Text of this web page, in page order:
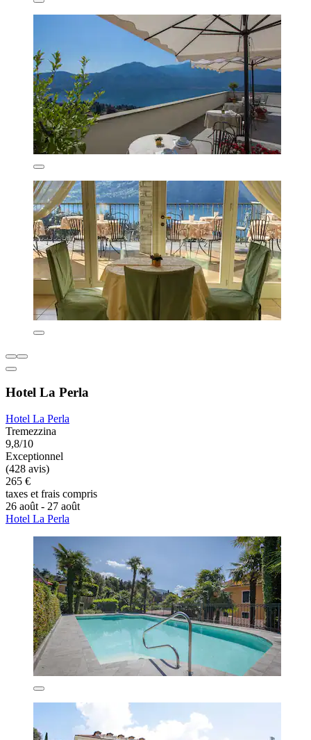
Hotel La Perla
Hotel La Perla
Tremezzina
9,8/10
Exceptionnel
(428 avis)
265 €
taxes et frais compris
26 août - 27 août
Hotel La Perla